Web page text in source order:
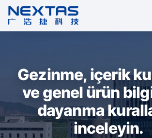
Gezinme, içerik
ve genel ürün
dayanma
inceleyin.